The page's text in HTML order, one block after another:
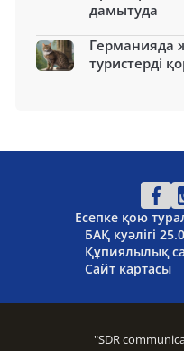
дамытуда
Германияда
туристерді
Есепке қою
БАҚ куәлігі
Құпиялылық
Сайт картасы
"SDR